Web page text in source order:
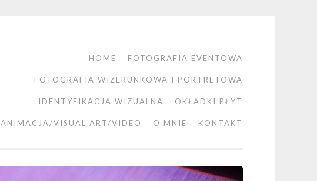
HOME FOTOGRAFIA EVENTOWA
FOTOGRAFIA WIZERUNKOWA I PORTRETOWA
IDENTYFIKACJA WIZUALNA OKŁADKI PŁYT
ANIMACJA/VISUAL ART/VIDEO O MNIE KONTAKT